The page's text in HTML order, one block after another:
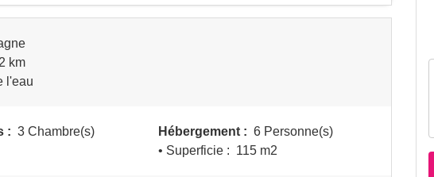
km
l'eau
: 3 Chambre(s) Hébergement : 6 Personne(s)
• Superficie : 115 m2